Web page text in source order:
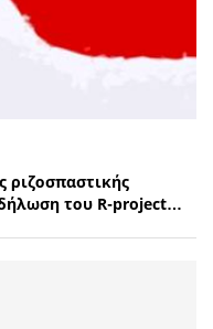
ριζοσπαστικής
του R-project…